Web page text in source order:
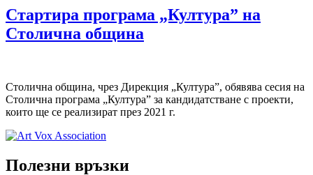
Стартира програма „Култура” на
Столична община
Столична община, чрез Дирекция „Култура”, обявява сесия на
Столична програма „Култура” за кандидатстване с проекти,
които ще се реализират през 2021 г.
Полезни връзки